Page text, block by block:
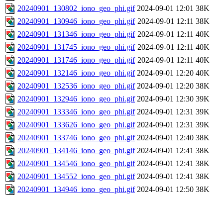
20240901_130802_iono_geo_phi.gif 2024-09-01 12:01 38K
20240901_130946_iono_geo_phi.gif 2024-09-01 12:11 38K
20240901_131346_iono_geo_phi.gif 2024-09-01 12:11 40K
20240901_131745_iono_geo_phi.gif 2024-09-01 12:11 40K
20240901_131746_iono_geo_phi.gif 2024-09-01 12:11 40K
20240901_132146_iono_geo_phi.gif 2024-09-01 12:20 40K
20240901_132536_iono_geo_phi.gif 2024-09-01 12:20 38K
20240901_132946_iono_geo_phi.gif 2024-09-01 12:30 39K
20240901_133346_iono_geo_phi.gif 2024-09-01 12:31 39K
20240901_133626_iono_geo_phi.gif 2024-09-01 12:31 39K
20240901_133746_iono_geo_phi.gif 2024-09-01 12:40 38K
20240901_134146_iono_geo_phi.gif 2024-09-01 12:41 38K
20240901_134546_iono_geo_phi.gif 2024-09-01 12:41 38K
20240901_134552_iono_geo_phi.gif 2024-09-01 12:41 38K
20240901_134946_iono_geo_phi.gif 2024-09-01 12:50 38K